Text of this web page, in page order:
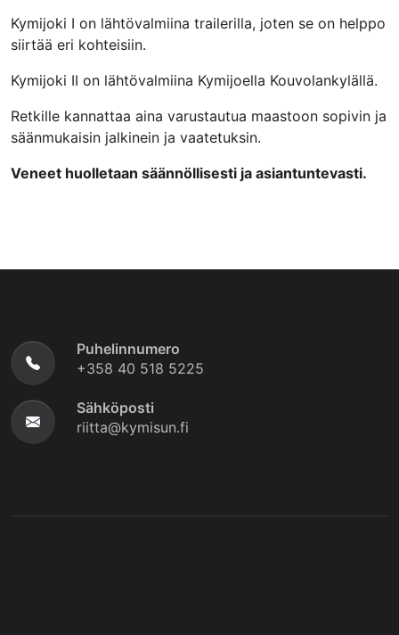
Kymijoki I on lähtövalmiina trailerilla, joten se on helppo
siirtää eri kohteisiin.
Kymijoki II on lähtövalmiina Kymijoella Kouvolankylällä.
Retkille kannattaa aina varustautua maastoon sopivin ja
säänmukaisin jalkinein ja vaatetuksin.
Veneet huolletaan säännöllisesti ja asiantuntevasti.
Puhelinnumero
+358 40 518 5225
Sähköposti
riitta@kymisun.fi